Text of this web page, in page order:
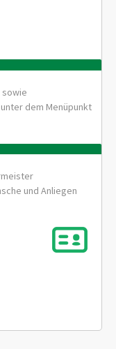
sowie
dem Menüpunkt
und Anliegen